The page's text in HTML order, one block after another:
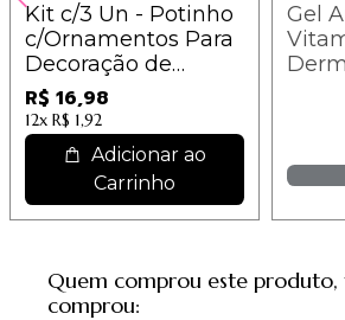
Kit c/3 Un - Potinho
c/Ornamentos Para
Decoração de
Unhas - IM
R$ 16,98
12x R$ 1,92
Adicionar ao
Carrinho
Gel
Quem comprou este produto,
comprou: